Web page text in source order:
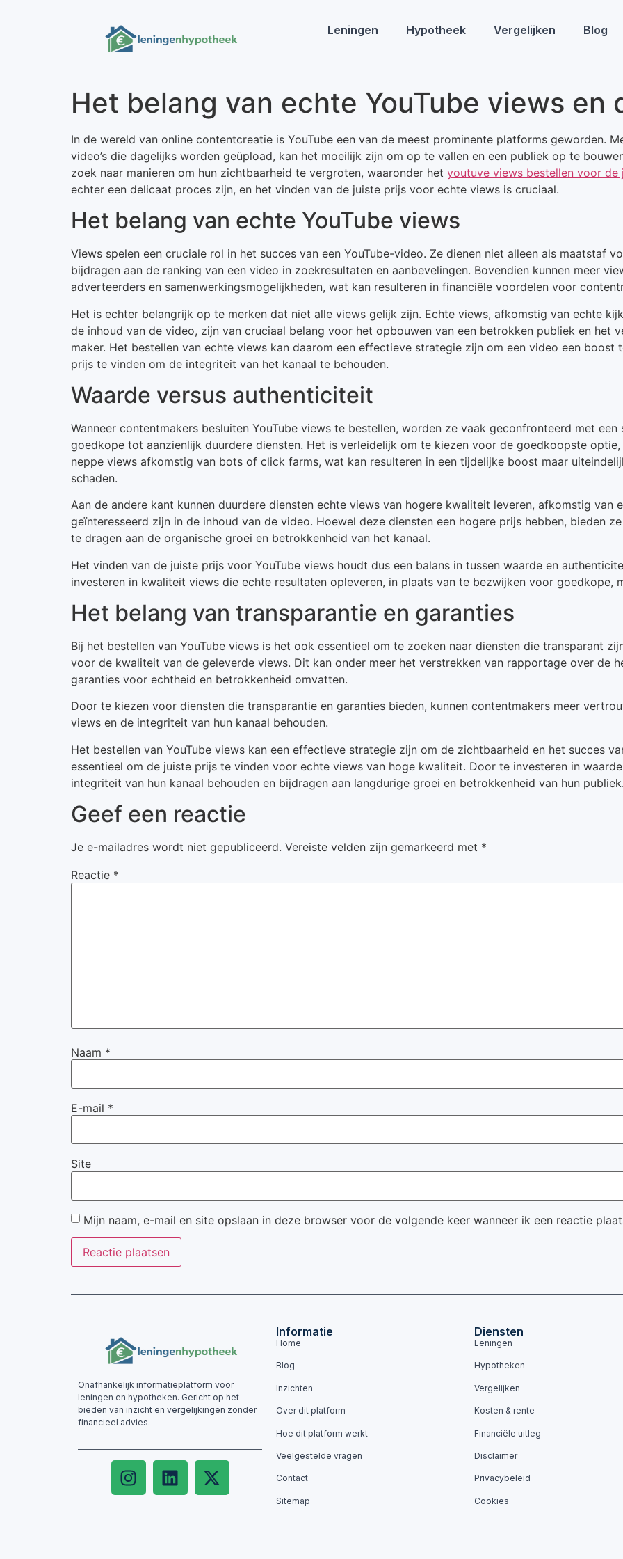
Leningen Hypotheek Vergelijken Blog
Het belang van echte YouTube views en
In de wereld van online contentcreatie is YouTube een van de meest prominente platforms geworden.
video’s die dagelijks worden geüpload, kan het moeilijk zijn om op te vallen en een publiek op te
zoek naar manieren om hun zichtbaarheid te vergroten, waaronder het youtuve views bestellen voor de
echter een delicaat proces zijn, en het vinden van de juiste prijs voor echte views is cruciaal.
Het belang van echte YouTube views
Views spelen een cruciale rol in het succes van een YouTube-video. Ze dienen niet alleen als maatstaf
bijdragen aan de ranking van een video in zoekresultaten en aanbevelingen. Bovendien kunnen meer
adverteerders en samenwerkingsmogelijkheden, wat kan resulteren in financiële voordelen voor
Het is echter belangrijk op te merken dat niet alle views gelijk zijn. Echte views, afkomstig van echte
de inhoud van de video, zijn van cruciaal belang voor het opbouwen van een betrokken publiek en het
maker. Het bestellen van echte views kan daarom een effectieve strategie zijn om een video een boost
prijs te vinden om de integriteit van het kanaal te behouden.
Waarde versus authenticiteit
Wanneer contentmakers besluiten YouTube views te bestellen, worden ze vaak geconfronteerd met
goedkope tot aanzienlijk duurdere diensten. Het is verleidelijk om te kiezen voor de goedkoopste
neppe views afkomstig van bots of click farms, wat kan resulteren in een tijdelijke boost maar
schaden.
Aan de andere kant kunnen duurdere diensten echte views van hogere kwaliteit leveren, afkomstig van
geïnteresseerd zijn in de inhoud van de video. Hoewel deze diensten een hogere prijs hebben, bieden
te dragen aan de organische groei en betrokkenheid van het kanaal.
Het vinden van de juiste prijs voor YouTube views houdt dus een balans in tussen waarde en
investeren in kwaliteit views die echte resultaten opleveren, in plaats van te bezwijken voor goedkope,
Het belang van transparantie en garanties
Bij het bestellen van YouTube views is het ook essentieel om te zoeken naar diensten die transparant
voor de kwaliteit van de geleverde views. Dit kan onder meer het verstrekken van rapportage over de
garanties voor echtheid en betrokkenheid omvatten.
Door te kiezen voor diensten die transparantie en garanties bieden, kunnen contentmakers meer
views en de integriteit van hun kanaal behouden.
Het bestellen van YouTube views kan een effectieve strategie zijn om de zichtbaarheid en het succes
essentieel om de juiste prijs te vinden voor echte views van hoge kwaliteit. Door te investeren in
integriteit van hun kanaal behouden en bijdragen aan langdurige groei en betrokkenheid van hun
Geef een reactie
Je e-mailadres wordt niet gepubliceerd. Vereiste velden zijn gemarkeerd met *
Reactie *
Naam *
E-mail *
Site
Mijn naam, e-mail en site opslaan in deze browser voor de volgende keer wanneer ik een reactie
Onafhankelijk informatieplatform voor
leningen en hypotheken. Gericht op het
bieden van inzicht en vergelijkingen zonder
financieel advies.
Informatie
Home
Blog
Inzichten
Over dit platform
Hoe dit platform werkt
Veelgestelde vragen
Contact
Sitemap
Diensten
Leningen
Hypotheken
Vergelijken
Kosten & rente
Financiële uitleg
Disclaimer
Privacybeleid
Cookies